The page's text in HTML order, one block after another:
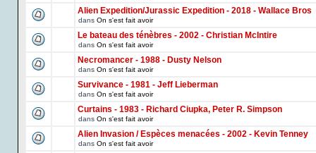
Alien Expedition/Jurassic Expedition - 2018 - Wallace Bros
dans On s'est fait avoir
Le bateau des ténèbres - 2002 - Christian McIntire
dans On s'est fait avoir
Necromancer - 1988 - Dusty Nelson
dans On s'est fait avoir
Survivance - 1981 - Jeff Lieberman
dans On s'est fait avoir
Curtains - 1983 - Richard Ciupka, Peter R. Simpson
dans On s'est fait avoir
Alien Invasion / Espèces menacées - 2002 - Kevin Tenney
dans On s'est fait avoir